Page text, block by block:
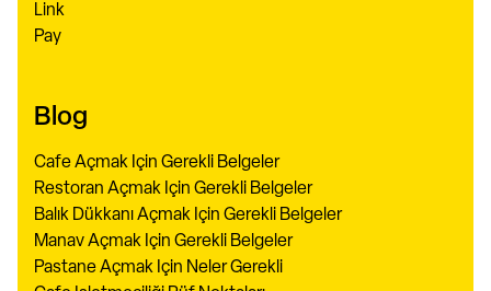
Link
Pay
Blog
Cafe Açmak Için Gerekli Belgeler
Restoran Açmak Için Gerekli Belgeler
Balık Dükkanı Açmak Için Gerekli Belgeler
Manav Açmak Için Gerekli Belgeler
Pastane Açmak Için Neler Gerekli